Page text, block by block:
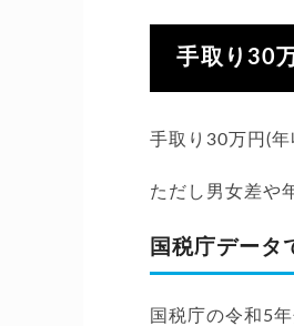
手取り30
手取り30万円(
ただし男女差や
国税庁データ
国税庁の令和5